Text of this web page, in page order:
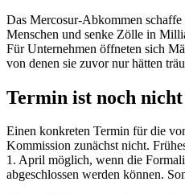
Das Mercosur-Abkommen
Menschen und senke Zölle in
Für Unternehmen öffneten sich
von denen sie zuvor nur hätten
Termin ist noch
Einen konkreten Termin für die
Kommission zunächst nicht.
1. April möglich, wenn die
abgeschlossen werden können.